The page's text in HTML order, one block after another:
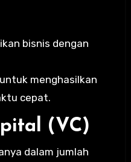
bisnis dengan
menghasilkan
cepat.
(VC)
dalam jumlah